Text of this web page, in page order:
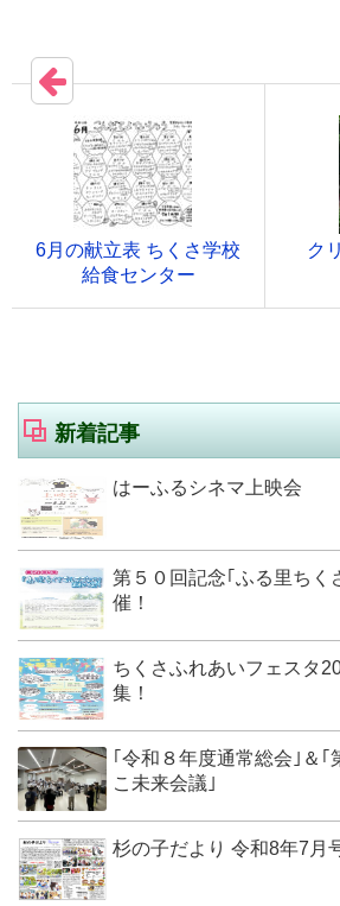
6月の献立表 ちくさ学校
給食センター
ク
新着記事
はーふるシネマ上映会
第５０回記念｢ふる里ちく
催！
ちくさふれあいフェスタ
集！
｢令和８年度通常総会｣＆｢
こ未来会議｣
杉の子だより 令和8年7月